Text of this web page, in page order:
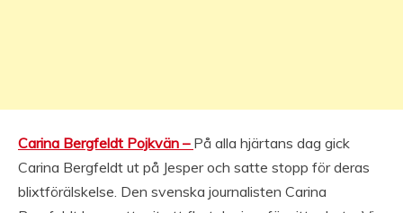
Carina Bergfeldt Pojkvän – På alla hjärtans dag gick
Carina Bergfeldt ut på Jesper och satte stopp för deras
blixtförälskelse. Den svenska journalisten Carina